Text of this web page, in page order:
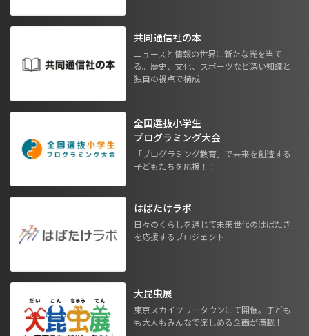
共同通信社の本
ニュースと情報の世界に新たな光を当て
る。歴史、文化、スポーツなど深い知識と
独自の視点で構成
全国選抜小学生
プログラミング大会
「プログラミング教育」で未来を創造する
子どもたちを応援！！
はばたけラボ
日々のくらしを通じて未来世代のはばたき
を応援するプロジェクト
大昆虫展
東京スカイツリータウンにて開催。子ども
も大人もみんなで楽しめる企画が満載！